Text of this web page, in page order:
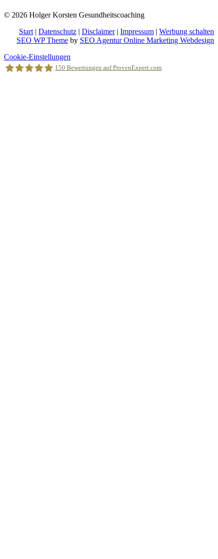
© 2026 Holger Korsten Gesundheitscoaching
Start | Datenschutz | Disclaimer| Impressum | Werbung schalten
SEO WP Theme by SEO Agentur Online Marketing Webdesign
Nach
oben
scrollen
Cookie-Einstellungen
150 Bewertungen auf ProvenExpert.com